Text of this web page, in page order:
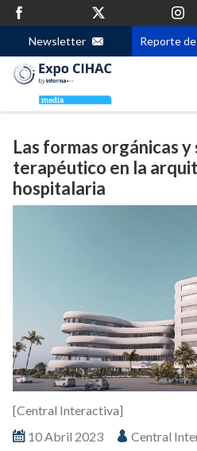
Newsletter Reporte
Las formas orgánicas
terapéutico en la
hospitalaria
10 Abril 2023 Central
[Central Interactiva]